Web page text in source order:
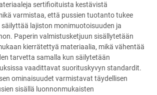
sertifioituista kestävistä
varmistaa, että pussien tuotanto tukee
lajiston monimuotoisuuden ja
Paperin valmistusketjuun sisällytetään
kierrätettyä materiaalia, mikä vähentää
tarvetta samalla kun säilytetään
vaadittavat suorituskyvyn standardit.
ominaisuudet varmistavat täydellisen
sisällä luonnonmukaisten